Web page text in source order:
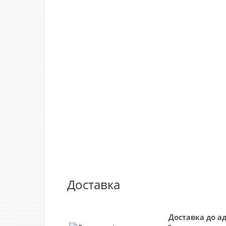
Доставка
Доставка до